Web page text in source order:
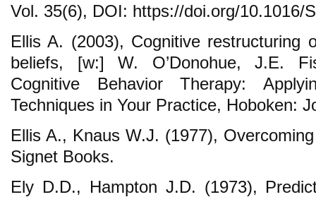
Vol. 35(6), DOI: https://doi.org/10.1016/
Ellis A. (2003), Cognitive restructuring
beliefs, [w:] W. O’Donohue, J.E.
Cognitive Behavior Therapy:
Techniques in Your Practice, Hoboken:
Ellis A., Knaus W.J. (1977),
Signet Books.
Ely D.D., Hampton J.D. (1973),